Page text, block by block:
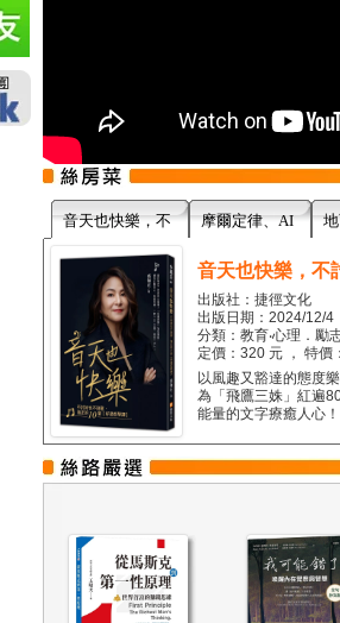
音天也快樂，不 摩爾定律、AI
音天也快樂，不
出版社：捷徑文化
出版日期：2024/12/4
分類：教育‧心理．勵
定價：320 元 ， 特價
以風趣又豁達的態度
為「飛鷹三姝」紅遍
能量的文字療癒人心